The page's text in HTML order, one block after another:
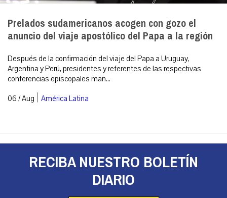
Prelados sudamericanos acogen con gozo el
anuncio del viaje apostólico del Papa a la región
Después de la confirmación del viaje del Papa a Uruguay,
Argentina y Perú, presidentes y referentes de las respectivas
conferencias episcopales man...
06 / Aug | América Latina
RECIBA NUESTRO BOLETÍN
DIARIO